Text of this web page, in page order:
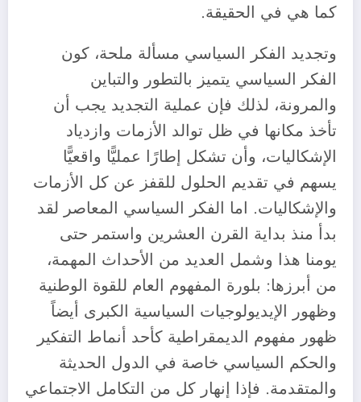
كما هي في الحقيقة.
وتجديد الفكر السياسي مسألة ملحة، كون
الفكر السياسي يتميز بالتطور والتباين
والمرونة، لذلك فإن عملية التجديد يجب أن
تأخذ مكانها في ظل توالد الأزمات وازدياد
الإشكاليات، وأن تشكل إطارًا عمليًّا واقعيًّا
يسهم في تقديم الحلول للقفز عن كل الأزمات
والإشكاليات. اما الفكر السياسي المعاصر لقد
بدأ منذ بداية القرن العشرين واستمر حتى
يومنا هذا وشمل العديد من الأحداث المهمة،
من أبرزها: بلورة المفهوم العام للقوة الوطنية
وظهور الإيديولوجيات السياسية الكبرى أيضاً
ظهور مفهوم الديمقراطية كأحد أنماط التفكير
والحكم السياسي خاصة في الدول الحديثة
والمتقدمة. فإذا إنهار كل من التكامل الاجتماعي